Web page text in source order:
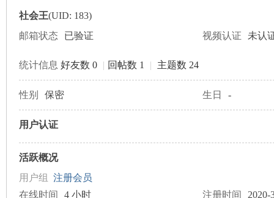
社会王(UID: 183)
邮箱状态
已验证 视频认证 未认
统计信息 好友数 0 | 回帖数 1 | 主题数 24
性别 保密 生日 -
用户认证
活跃概况
用户组 注册会员
在线时间
4 小时 注册时间
2020-